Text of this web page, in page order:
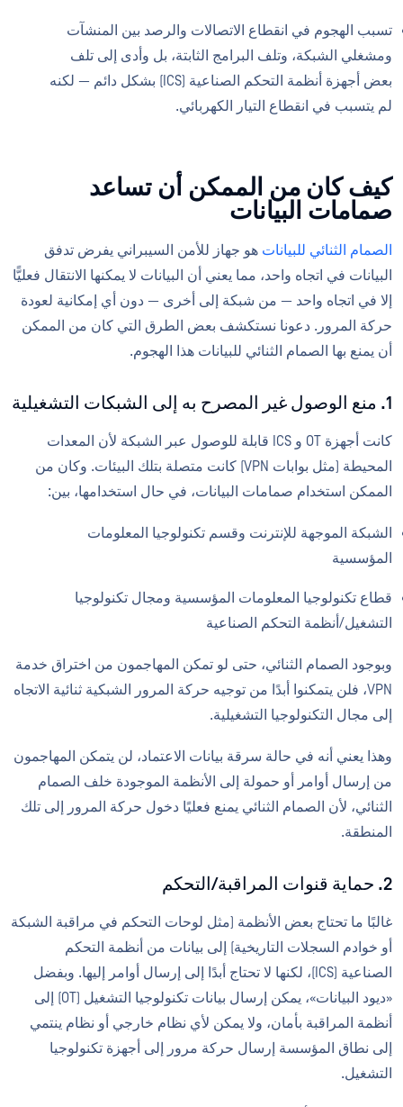
تسبب الهجوم في انقطاع الاتصالات والرصد بين المنشآت
ومشغلي الشبكة، وتلف البرامج الثابتة، بل وأدى إلى تلف
بعض أجهزة أنظمة التحكم الصناعية (ICS) بشكل دائم — لكنه
لم يتسبب في انقطاع التيار الكهربائي.
كيف كان من الممكن أن تساعد
صمامات البيانات
الصمام الثنائي للبيانات هو جهاز للأمن السيبراني يفرض تدفق
البيانات في اتجاه واحد، مما يعني أن البيانات لا يمكنها الانتقال فعليًّا
إلا في اتجاه واحد — من شبكة إلى أخرى — دون أي إمكانية لعودة
حركة المرور. دعونا نستكشف بعض الطرق التي كان من الممكن
أن يمنع بها الصمام الثنائي للبيانات هذا الهجوم.
1. منع الوصول غير المصرح به إلى الشبكات التشغيلية
كانت أجهزة OT و ICS قابلة للوصول عبر الشبكة لأن المعدات
المحيطة (مثل بوابات VPN) كانت متصلة بتلك البيئات. وكان من
الممكن استخدام صمامات البيانات، في حال استخدامها، بين:
الشبكة الموجهة للإنترنت وقسم تكنولوجيا المعلومات
المؤسسية
قطاع تكنولوجيا المعلومات المؤسسية ومجال تكنولوجيا
التشغيل/أنظمة التحكم الصناعية
وبوجود الصمام الثنائي، حتى لو تمكن المهاجمون من اختراق خدمة
VPN، فلن يتمكنوا أبدًا من توجيه حركة المرور الشبكية ثنائية الاتجاه
إلى مجال التكنولوجيا التشغيلية.
وهذا يعني أنه في حالة سرقة بيانات الاعتماد، لن يتمكن المهاجمون
من إرسال أوامر أو حمولة إلى الأنظمة الموجودة خلف الصمام
الثنائي، لأن الصمام الثنائي يمنع فعليًا دخول حركة المرور إلى تلك
المنطقة.
2. حماية قنوات المراقبة/التحكم
غالبًا ما تحتاج بعض الأنظمة (مثل لوحات التحكم في مراقبة الشبكة
أو خوادم السجلات التاريخية) إلى بيانات من أنظمة التحكم
الصناعية (ICS)، لكنها لا تحتاج أبدًا إلى إرسال أوامر إليها. وبفضل
«ديود البيانات»، يمكن إرسال بيانات تكنولوجيا التشغيل (OT) إلى
أنظمة المراقبة بأمان، ولا يمكن لأي نظام خارجي أو نظام ينتمي
إلى نطاق المؤسسة إرسال حركة مرور إلى أجهزة تكنولوجيا
التشغيل.